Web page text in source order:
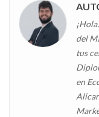
del
tus
en